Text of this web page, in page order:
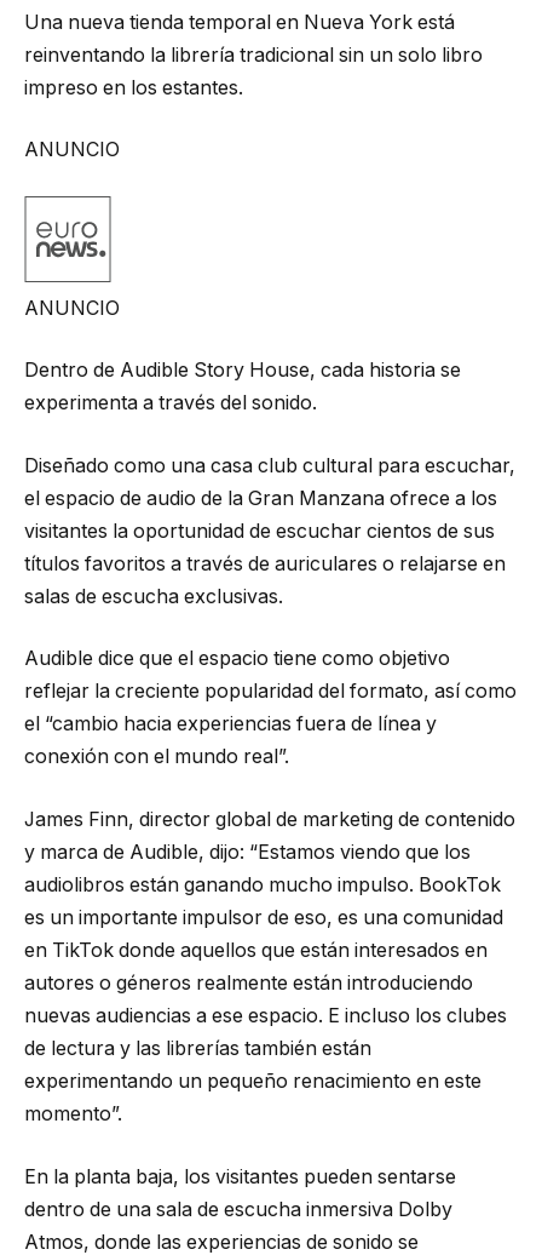
Una nueva tienda temporal en Nueva York está
reinventando la librería tradicional sin un solo libro
impreso en los estantes.
ANUNCIO
ANUNCIO
Dentro de Audible Story House, cada historia se
experimenta a través del sonido.
Diseñado como una casa club cultural para escuchar,
el espacio de audio de la Gran Manzana ofrece a los
visitantes la oportunidad de escuchar cientos de sus
títulos favoritos a través de auriculares o relajarse en
salas de escucha exclusivas.
Audible dice que el espacio tiene como objetivo
reflejar la creciente popularidad del formato, así como
el “cambio hacia experiencias fuera de línea y
conexión con el mundo real”.
James Finn, director global de marketing de contenido
y marca de Audible, dijo: “Estamos viendo que los
audiolibros están ganando mucho impulso. BookTok
es un importante impulsor de eso, es una comunidad
en TikTok donde aquellos que están interesados ​​en
autores o géneros realmente están introduciendo
nuevas audiencias a ese espacio. E incluso los clubes
de lectura y las librerías también están
experimentando un pequeño renacimiento en este
momento”.
En la planta baja, los visitantes pueden sentarse
dentro de una sala de escucha inmersiva Dolby
Atmos, donde las experiencias de sonido se